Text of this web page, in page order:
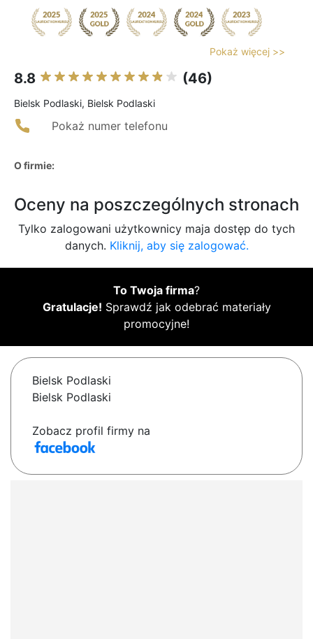
Pokaż więcej >>
8.8 (46)
Bielsk Podlaski, Bielsk Podlaski
Pokaż numer telefonu
O firmie:
Oceny na poszczególnych stronach
Tylko zalogowani użytkownicy maja dostęp do tych
danych. Kliknij, aby się zalogować.
To Twoja firma?
Gratulacje! Sprawdź jak odebrać materiały
promocyjne!
Bielsk Podlaski
Bielsk Podlaski
Zobacz profil firmy na